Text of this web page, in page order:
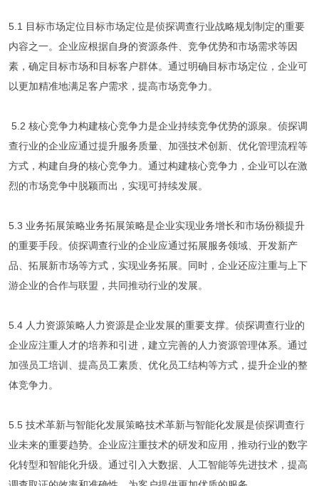
5.1 目标市场定位目标市场定位是侦探调查行业战略规划制定的重要
内容之一。企业应根据自身的资源条件、竞争优势和市场需求等因
素，确定目标市场和目标客户群体。通过明确目标市场定位，企业可
以更加精准地满足客户需求，提高市场竞争力。
5.2 核心竞争力构建核心竞争力是企业持续竞争优势的源泉。侦探调
查行业的企业应通过提升服务质量、加强技术创新、优化管理流程等
方式，构建自身的核心竞争力。通过构建核心竞争力，企业可以在激
烈的市场竞争中脱颖而出，实现可持续发展。
5.3 业务拓展策略业务拓展策略是企业实现业务增长和市场份额提升
的重要手段。侦探调查行业的企业应通过拓展服务领域、开发新产
品、拓展新市场等方式，实现业务拓展。同时，企业还应注重与上下
游企业的合作与联盟，共同推动行业的发展。
5.4 人力资源策略人力资源是企业发展的重要支撑。侦探调查行业的
企业应注重人才的培养和引进，建立完善的人力资源管理体系。通过
加强员工培训、提高员工素质、优化员工结构等方式，提升企业的整
体竞争力。
5.5 技术革新与智能化发展策略技术革新与智能化发展是侦探调查行
业未来的重要趋势。企业应注重技术的研发和应用，推动行业的数字
化转型和智能化升级。通过引入大数据、人工智能等先进技术，提高